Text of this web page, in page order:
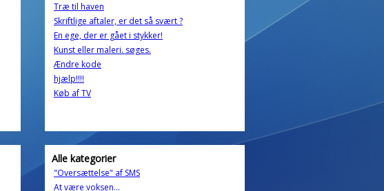
Træ til haven
Skriftlige aftaler, er det så svært ?
En ege, der er gået i stykker!
Kunst eller maleri. søges.
Ændre kode
hjælp!!!!
Køb af TV
Alle kategorier
"Oversættelse" af SMS
At være voksen...